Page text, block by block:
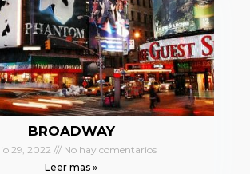
BROADWAY
29, 2022
No hay comentarios
Leer mas »